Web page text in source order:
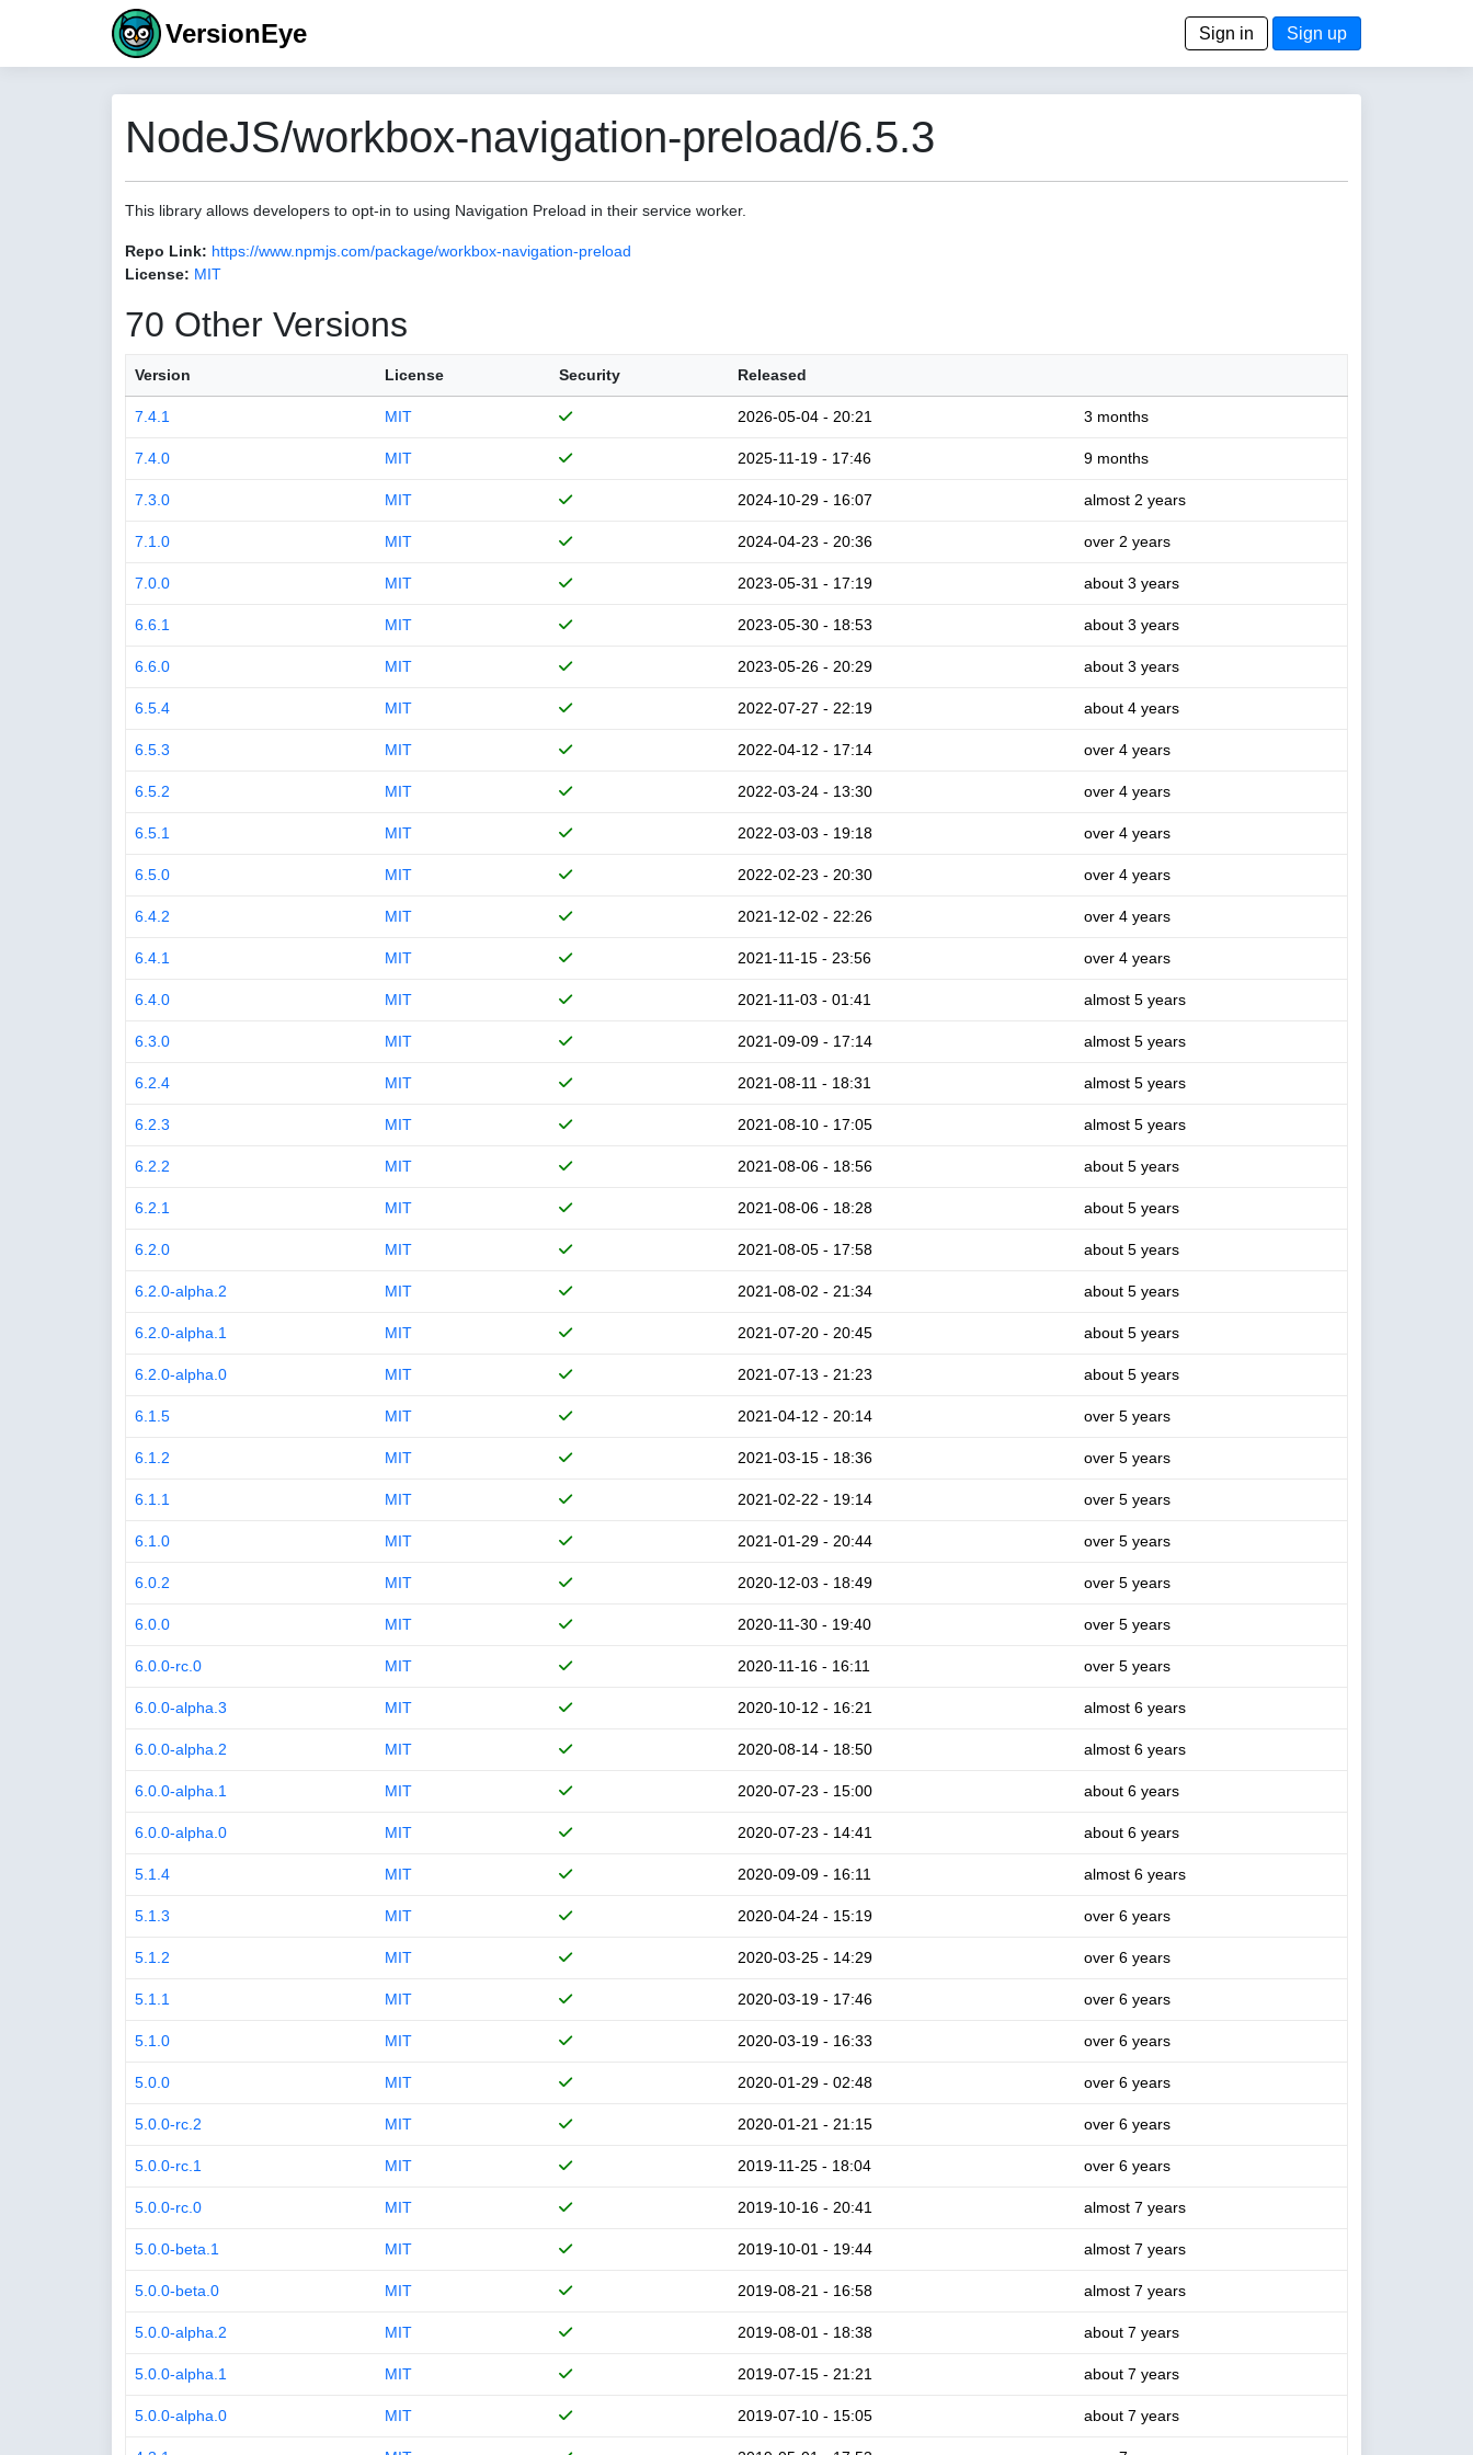
VersionEye Sign in Sign up
NodeJS/workbox-navigation-preload/6.5.3
This library allows developers to opt-in to using Navigation Preload in their service worker.
Repo Link: https://www.npmjs.com/package/workbox-navigation-preload
License: MIT
70 Other Versions
Version License Security Released
7.4.1 MIT 2026-05-04 - 20:21 3 months
7.4.0 MIT 2025-11-19 - 17:46 9 months
7.3.0 MIT 2024-10-29 - 16:07 almost 2 years
7.1.0 MIT 2024-04-23 - 20:36 over 2 years
7.0.0 MIT 2023-05-31 - 17:19 about 3 years
6.6.1 MIT 2023-05-30 - 18:53 about 3 years
6.6.0 MIT 2023-05-26 - 20:29 about 3 years
6.5.4 MIT 2022-07-27 - 22:19 about 4 years
6.5.3 MIT 2022-04-12 - 17:14 over 4 years
6.5.2 MIT 2022-03-24 - 13:30 over 4 years
6.5.1 MIT 2022-03-03 - 19:18 over 4 years
6.5.0 MIT 2022-02-23 - 20:30 over 4 years
6.4.2 MIT 2021-12-02 - 22:26 over 4 years
6.4.1 MIT 2021-11-15 - 23:56 over 4 years
6.4.0 MIT 2021-11-03 - 01:41 almost 5 years
6.3.0 MIT 2021-09-09 - 17:14 almost 5 years
6.2.4 MIT 2021-08-11 - 18:31 almost 5 years
6.2.3 MIT 2021-08-10 - 17:05 almost 5 years
6.2.2 MIT 2021-08-06 - 18:56 about 5 years
6.2.1 MIT 2021-08-06 - 18:28 about 5 years
6.2.0 MIT 2021-08-05 - 17:58 about 5 years
6.2.0-alpha.2 MIT 2021-08-02 - 21:34 about 5 years
6.2.0-alpha.1 MIT 2021-07-20 - 20:45 about 5 years
6.2.0-alpha.0 MIT 2021-07-13 - 21:23 about 5 years
6.1.5 MIT 2021-04-12 - 20:14 over 5 years
6.1.2 MIT 2021-03-15 - 18:36 over 5 years
6.1.1 MIT 2021-02-22 - 19:14 over 5 years
6.1.0 MIT 2021-01-29 - 20:44 over 5 years
6.0.2 MIT 2020-12-03 - 18:49 over 5 years
6.0.0 MIT 2020-11-30 - 19:40 over 5 years
6.0.0-rc.0 MIT 2020-11-16 - 16:11 over 5 years
6.0.0-alpha.3 MIT 2020-10-12 - 16:21 almost 6 years
6.0.0-alpha.2 MIT 2020-08-14 - 18:50 almost 6 years
6.0.0-alpha.1 MIT 2020-07-23 - 15:00 about 6 years
6.0.0-alpha.0 MIT 2020-07-23 - 14:41 about 6 years
5.1.4 MIT 2020-09-09 - 16:11 almost 6 years
5.1.3 MIT 2020-04-24 - 15:19 over 6 years
5.1.2 MIT 2020-03-25 - 14:29 over 6 years
5.1.1 MIT 2020-03-19 - 17:46 over 6 years
5.1.0 MIT 2020-03-19 - 16:33 over 6 years
5.0.0 MIT 2020-01-29 - 02:48 over 6 years
5.0.0-rc.2 MIT 2020-01-21 - 21:15 over 6 years
5.0.0-rc.1 MIT 2019-11-25 - 18:04 over 6 years
5.0.0-rc.0 MIT 2019-10-16 - 20:41 almost 7 years
5.0.0-beta.1 MIT 2019-10-01 - 19:44 almost 7 years
5.0.0-beta.0 MIT 2019-08-21 - 16:58 almost 7 years
5.0.0-alpha.2 MIT 2019-08-01 - 18:38 about 7 years
5.0.0-alpha.1 MIT 2019-07-15 - 21:21 about 7 years
5.0.0-alpha.0 MIT 2019-07-10 - 15:05 about 7 years